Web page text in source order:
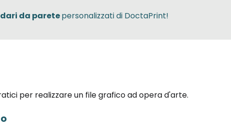
da paretepersonalizzati di DoctaPrint!
per realizzare un file grafico ad opera d'arte.